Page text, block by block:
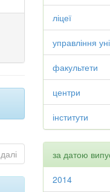
далі
ліцеї
управління
факультети
центри
інститути
за датою
2014